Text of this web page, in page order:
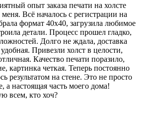
опыт заказа печати на холсте
меня. Всё началось с регистрации на
формат 40х40, загрузила любимое
детали. Процесс прошел гладко,
Долго не ждала, доставка
Привезли холст в целости,
Качество печати поразило,
картинка четкая. Теперь постоянно
результатом на стене. Это не просто
а настоящая часть моего дома!
всем, кто хоч?